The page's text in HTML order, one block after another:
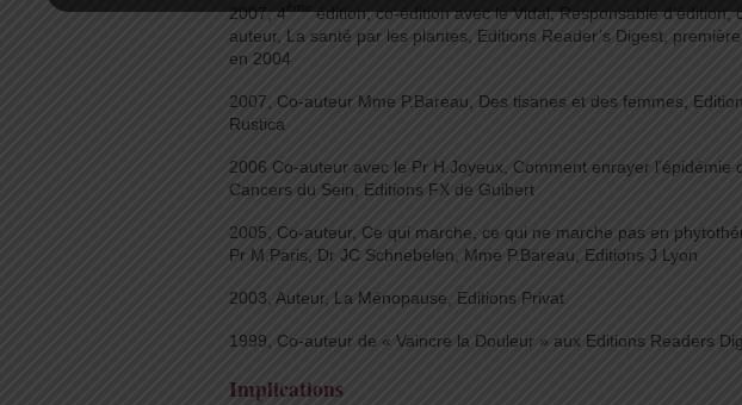
2007, 4
édition, co-édition avec le Vidal, Responsable d’édition,
auteur, La santé par les plantes, Editions Reader’s Digest,
en 2004
2007, Co-auteur Mme P.Bareau, Des tisanes et des femmes,
Rustica
2006 Co-auteur avec le Pr H.Joyeux, Comment enrayer l’épidémie
Cancers du Sein, Editions FX de Guibert
2005, Co-auteur, Ce qui marche, ce qui ne marche pas en
Pr M.Paris, Dr JC Schnebelen, Mme P.Bareau, Editions J Lyon
2003, Auteur, La Ménopause, Editions Privat
1999, Co-auteur de « Vaincre la Douleur » aux Editions Readers
Implications